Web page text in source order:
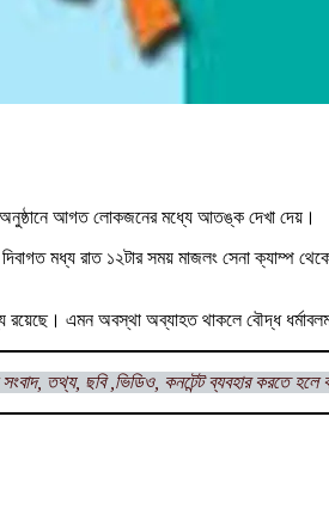
অনুষ্ঠানে আগত লোকজনের মধ্যে আতঙ্ক দেখা দেয়।
দিবাগত মধ্য রাত ১২টার সময় মাজলং সেনা
এমন অবস্থা অব্যাহত থাকলে বৌদ্ধ
তথ্য, ছবি ,ভিডিও, কনটেন্ট ব্যবহার করতে